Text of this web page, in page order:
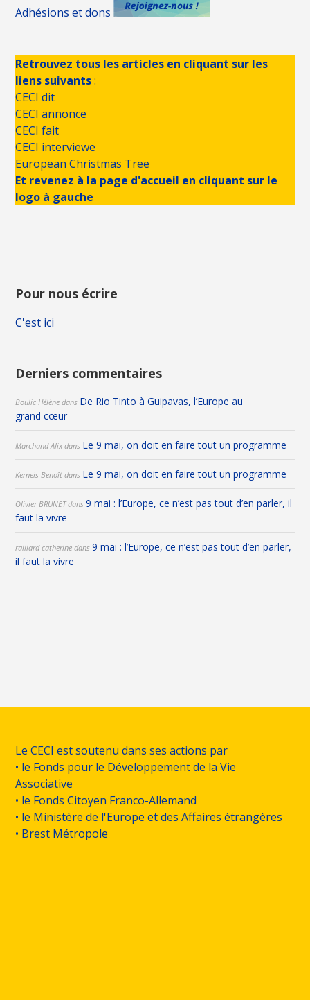
Adhésions et dons
Retrouvez tous les articles en cliquant sur les
liens suivants:
CECI dit
CECI annonce
CECI fait
CECI interviewe
European Christmas Tree
Et revenez à la page d'accueil en cliquant sur le
logo à gauche
Pour nous écrire
C'est ici
Derniers commentaires
Boulic Hélène dans De Rio Tinto à Guipavas, l’Europe au
grand cœur
Marchand Alix dans Le 9 mai, on doit en faire tout un programme
Kerneis Benoît dans Le 9 mai, on doit en faire tout un programme
Olivier BRUNETdans9 mai : l’Europe, ce n’est pas tout d’en parler, il
faut la vivre
raillard catherine dans9 mai : l’Europe, ce n’est pas tout d’en parler,
il faut la vivre
Le CECI est soutenu dans ses actions par
• le Fonds pour le Développement de la Vie
Associative
• le Fonds Citoyen Franco-Allemand
• le Ministère de l'Europe et des Affaires étrangères
• Brest Métropole